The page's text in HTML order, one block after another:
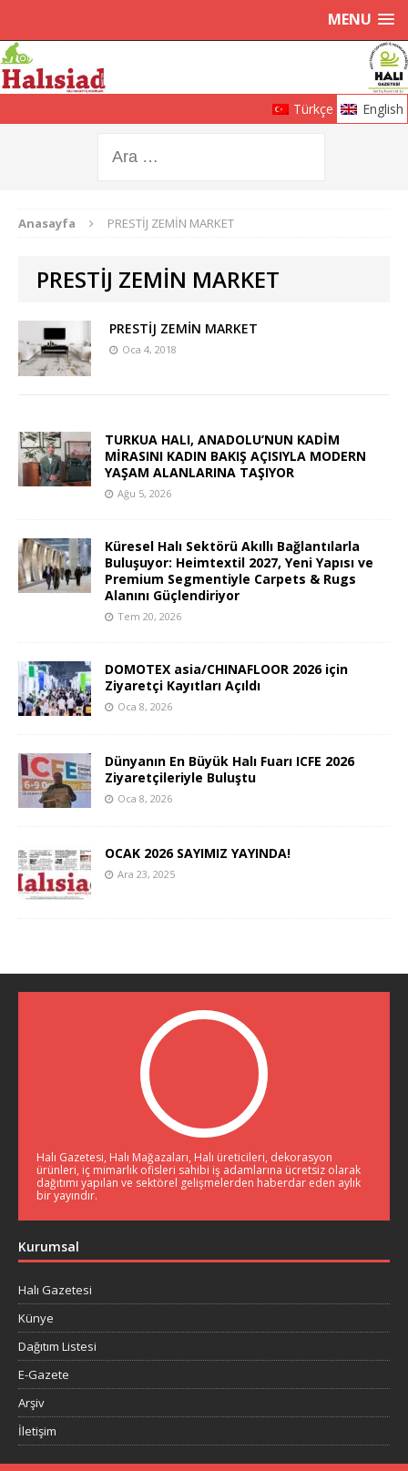
MENU
Türkçe English
Anasayfa PRESTİJ ZEMİN MARKET
PRESTİJ ZEMİN MARKET
PRESTİJ ZEMİN MARKET
Oca 4, 2018
TURKUA HALI, ANADOLU’NUN KADİM
MİRASINI KADIN BAKIŞ AÇISIYLA MODERN
YAŞAM ALANLARINA TAŞIYOR
Ağu 5, 2026
Küresel Halı Sektörü Akıllı Bağlantılarla
Buluşuyor: Heimtextil 2027, Yeni Yapısı ve
Premium Segmentiyle Carpets & Rugs
Alanını Güçlendiriyor
Tem 20, 2026
DOMOTEX asia/CHINAFLOOR 2026 için
Ziyaretçi Kayıtları Açıldı
Oca 8, 2026
Dünyanın En Büyük Halı Fuarı ICFE 2026
Ziyaretçileriyle Buluştu
Oca 8, 2026
OCAK 2026 SAYIMIZ YAYINDA!
Ara 23, 2025
Halı Gazetesi, Halı Mağazaları, Halı üreticileri, dekorasyon
ürünleri, iç mimarlık ofisleri sahibi iş adamlarına ücretsiz olarak
dağıtımı yapılan ve sektörel gelişmelerden haberdar eden aylık
bir yayındır.
Kurumsal
Halı Gazetesi
Künye
Dağıtım Listesi
E-Gazete
Arşiv
İletişim